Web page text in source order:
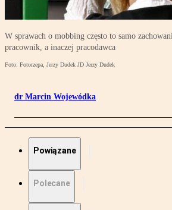
W sprawach o mobbing często to samo
pracownik, a inaczej pracodawca
Foto: Fotorzepa, Jerzy Dudek JD Jerzy Dudek
dr Marcin Wojewódka
Powiązane
Polecane